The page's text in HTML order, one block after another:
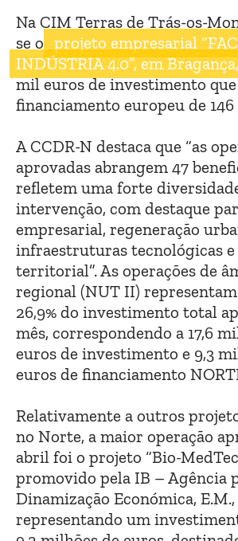
Na CIM Terras de Trás-os-
se o projeto empresarial
INDÚSTRIA 4.0”, em Bragança,
mil euros de investimento
financiamento europeu de
A CCDR-N destaca que “as
aprovadas abrangem 47
refletem uma forte
intervenção, com destaque
empresarial, regeneração
infraestruturas tecnológicas e
territorial”. As operações de
regional (NUT II)
26,9% do investimento total
mês, correspondendo a 17,6
euros de investimento e 9,3
euros de financiamento
Relativamente a outros
no Norte, a maior operação
abril foi o projeto “Bio-
promovido pela IB – Agência
Dinamização Económica, E.M.,
representando um